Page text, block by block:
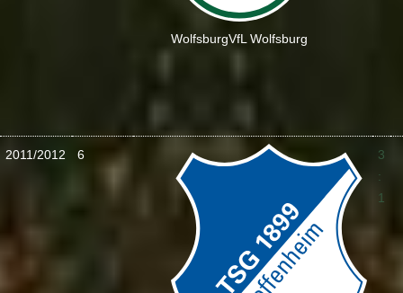
WolfsburgVfL Wolfsburg
2011/2012 6
3
:
1